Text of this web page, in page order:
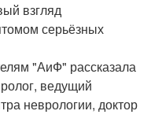
взгляд
серьёзных
"АиФ" рассказала
ведущий
нев­рологии, доктор